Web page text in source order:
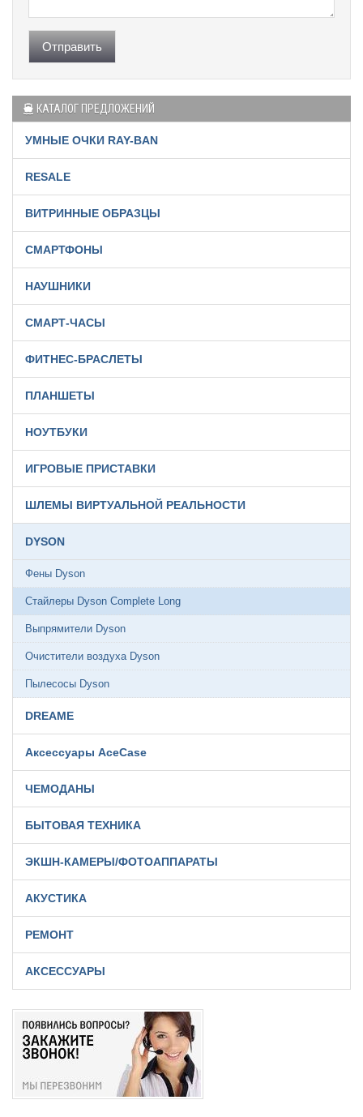
Отправить
КАТАЛОГ ПРЕДЛОЖЕНИЙ
УМНЫЕ ОЧКИ RAY-BAN
RESALE
ВИТРИННЫЕ ОБРАЗЦЫ
СМАРТФОНЫ
НАУШНИКИ
СМАРТ-ЧАСЫ
ФИТНЕС-БРАСЛЕТЫ
ПЛАНШЕТЫ
НОУТБУКИ
ИГРОВЫЕ ПРИСТАВКИ
ШЛЕМЫ ВИРТУАЛЬНОЙ РЕАЛЬНОСТИ
DYSON
Фены Dyson
Стайлеры Dyson Complete Long
Выпрямители Dyson
Очистители воздуха Dyson
Пылесосы Dyson
DREAME
Аксессуары AceCase
ЧЕМОДАНЫ
БЫТОВАЯ ТЕХНИКА
ЭКШН-КАМЕРЫ/ФОТОАППАРАТЫ
АКУСТИКА
РЕМОНТ
АКСЕССУАРЫ